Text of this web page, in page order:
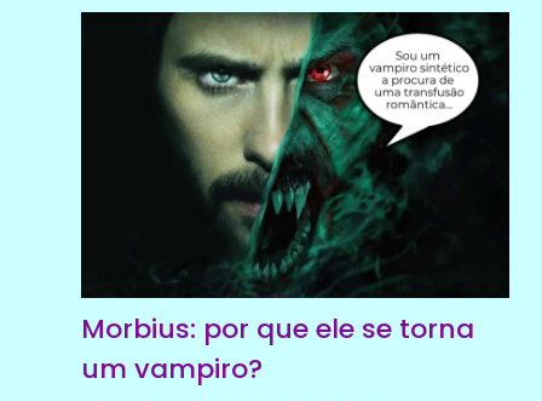
Morbius: por que ele se torna
um vampiro?